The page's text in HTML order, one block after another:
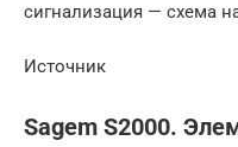
сигнализация — схема
Источник
Sagem S2000.